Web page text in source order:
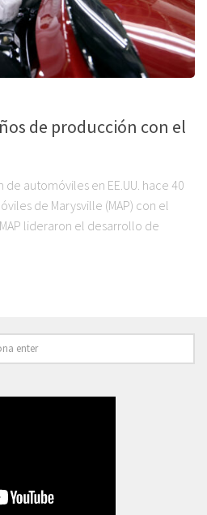
de producción con el
automóviles en EE.UU. hace 40
de Marysville (MAP) con el
lideraron el desarrollo de